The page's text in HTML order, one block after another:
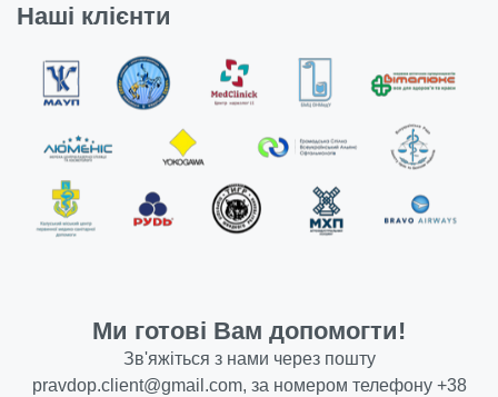
Наші клієнти
Ми готові Вам допомогти!
Зв'яжіться з нами через пошту
pravdop.client@gmail.com, за номером телефону +38